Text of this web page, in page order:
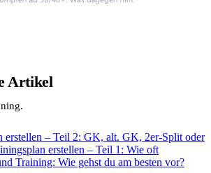
Artikel
erstellen – Teil 2: GK, alt. GK, 2er-Split oder
erstellen – Teil 1: Wie oft
Training: Wie gehst du am besten vor?